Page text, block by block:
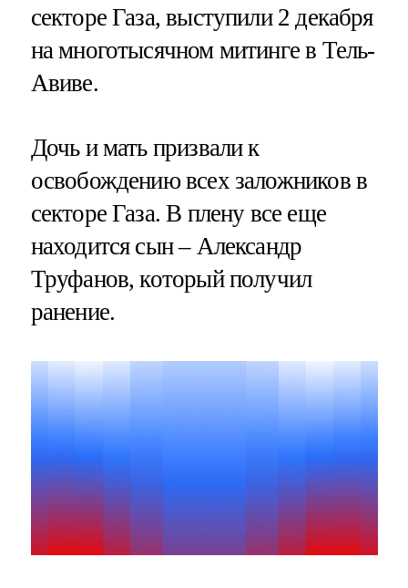
секторе Газа, выступили 2 декабря
на многотысячном митинге в Тель-
Авиве.
Дочь и мать призвали к
освобождению всех заложников в
секторе Газа. В плену все еще
находится сын – Александр
Труфанов, который получил
ранение.